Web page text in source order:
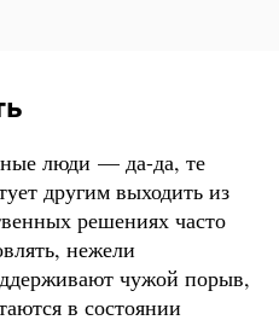
люди — да-да, те
другим выходить из
решениях часто
нежели
чужой порыв,
в состоянии